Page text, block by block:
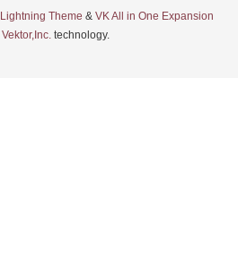
Lightning Theme & VK All in One Expansion
Vektor,Inc. technology.